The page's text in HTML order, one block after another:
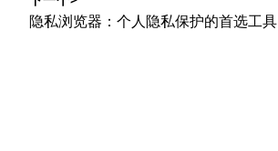
航
文
章：
下
隐私浏览器：个人隐私保护的首选工具